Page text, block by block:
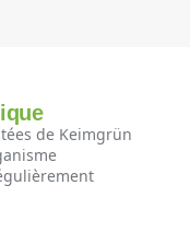
de Keimgrün